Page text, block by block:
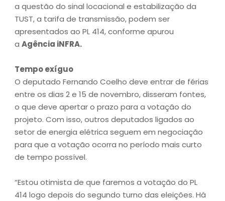
a questão do sinal locacional e estabilização da
TUST, a tarifa de transmissão, podem ser
apresentados ao PL 414, conforme apurou
a Agência iNFRA.
Tempo exíguo
O deputado Fernando Coelho deve entrar de férias
entre os dias 2 e 15 de novembro, disseram fontes,
o que deve apertar o prazo para a votação do
projeto. Com isso, outros deputados ligados ao
setor de energia elétrica seguem em negociação
para que a votação ocorra no período mais curto
de tempo possível.
“Estou otimista de que faremos a votação do PL
414 logo depois do segundo turno das eleições. Há